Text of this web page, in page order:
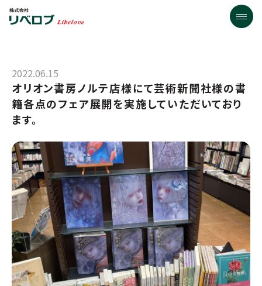
2022.06.15
オリオン書房ノルテ店様にて芸術新聞社様の書
籍各点のフェア展開を実施していただいており
ます。